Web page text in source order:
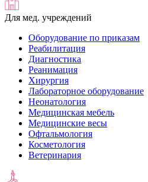
Для мед. учреждений
Оборудование по приказам
Реабилитация
Диагностика
Реанимация
Хирургия
Лабораторное оборудование
Неонатология
Медицинская мебель
Медицинские весы
Офтальмология
Косметология
Ветеринария